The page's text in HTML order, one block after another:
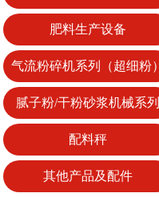
肥料生产设备
气流粉碎机系列（超细粉）
腻子粉/干粉砂浆机械系列
配料秤
其他产品及配件